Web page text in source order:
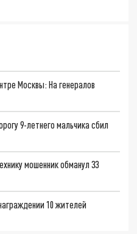
Москвы: На генералов
9-летнего мальчика сбил
мошенник обманул 33
10 жителей